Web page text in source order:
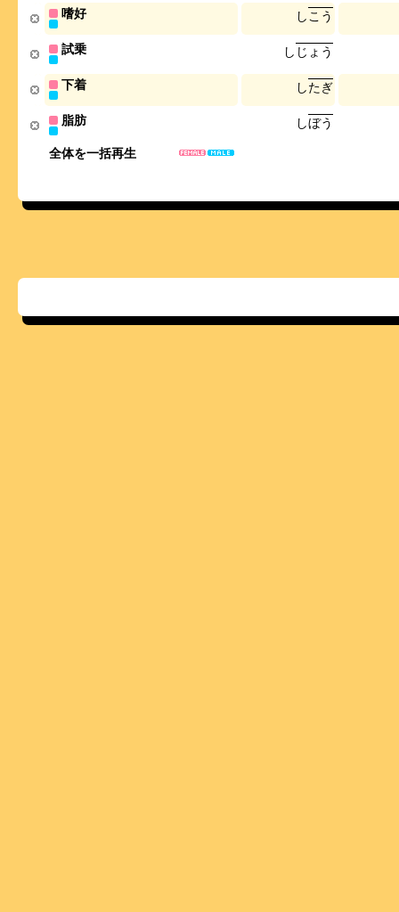
全体を一括再生
嗜好 し こ う
試乗 し じ ょ う
下着 したぎ
脂肪 しぼう